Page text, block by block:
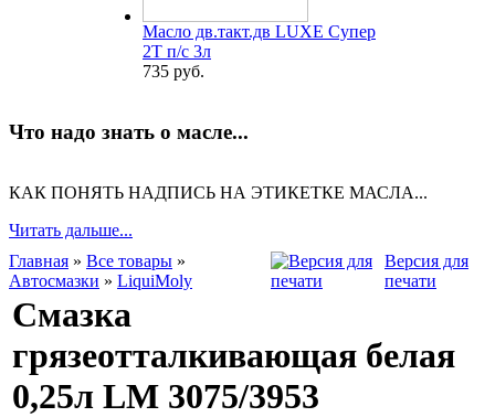
Масло дв.такт.дв LUXE Супер
2Т п/с 3л
735 руб.
Что надо знать о масле...
КАК ПОНЯТЬ НАДПИСЬ НА ЭТИКЕТКЕ МАСЛА...
Читать дальше...
Главная » Все товары »
Автосмазки » LiquiMoly
Версия для
печати
Смазка
грязеотталкивающая белая
0,25л LM 3075/3953